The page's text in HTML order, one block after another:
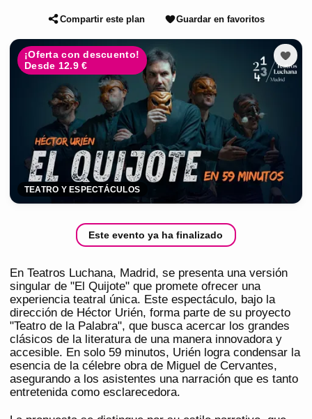
Compartir este plan Guardar en favoritos
¡Oferta con descuento!
Desde 12.9 €
TEATRO Y ESPECTÁCULOS
Este evento ya ha finalizado
En Teatros Luchana, Madrid, se presenta una versión
singular de "El Quijote" que promete ofrecer una
experiencia teatral única. Este espectáculo, bajo la
dirección de Héctor Urién, forma parte de su proyecto
"Teatro de la Palabra", que busca acercar los grandes
clásicos de la literatura de una manera innovadora y
accesible. En solo 59 minutos, Urién logra condensar la
esencia de la célebre obra de Miguel de Cervantes,
asegurando a los asistentes una narración que es tanto
entretenida como esclarecedora.